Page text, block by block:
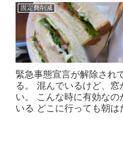
固定費削減
緊急事態宣言が解除され
る。 混んでいるけど、
い。 こんな時に有効な
いる どこに行っても朝は